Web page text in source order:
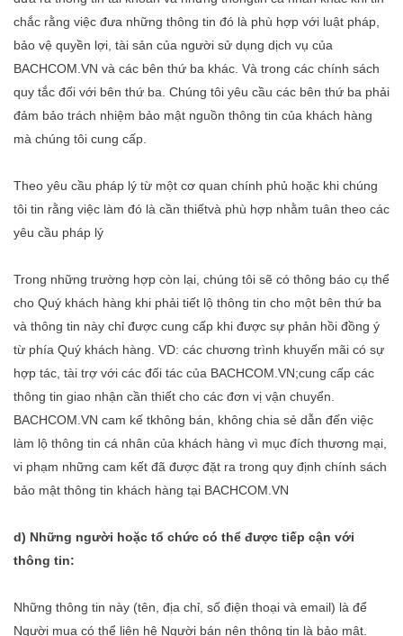
chắc rằng việc đưa những thông tin đó là phù hợp với luật pháp,
bảo vệ quyền lợi, tài sản của người sử dụng dịch vụ của
BACHCOM.VN và các bên thứ ba khác. Và trong các chính sách
quy tắc đối với bên thứ ba. Chúng tôi yêu cầu các bên thứ ba phải
đảm bảo trách nhiệm bảo mật nguồn thông tin của khách hàng
mà chúng tôi cung cấp.
Theo yêu cầu pháp l‎ý từ một cơ quan chính phủ hoặc khi chúng
tôi tin rằng việc làm đó là cần thiếtvà phù hợp nhằm tuân theo các
yêu cầu pháp l‎ý
Trong những trường hợp còn lại, chúng tôi sẽ có thông báo cụ thể
cho Quý khách hàng khi phải tiết lộ thông tin cho một bên thứ ba
và thông tin này chỉ được cung cấp khi được sự phản hồi đồng ‎ý‎
từ phía Quý khách hàng. VD: các chương trình khuyến mãi có sự
hợp tác, tài trợ với các đối tác của BACHCOM.VN;cung cấp các
thông tin giao nhận cần thiết cho các đơn vị vận chuyển.
BACHCOM.VN cam kế tkhông bán, không chia sẻ dẫn đến việc
làm lộ thông tin cá nhân của khách hàng vì mục đích thương mại,
vi phạm những cam kết đã được đặt ra trong quy định chính sách
bảo mật thông tin khách hàng tại BACHCOM.VN
d) Những người hoặc tổ chức có thể được tiếp cận với
thông tin:
Những thông tin này (tên, địa chỉ, số điện thoại và email) là để
Người mua có thể liên hệ Người bán nên thông tin là bảo mật.